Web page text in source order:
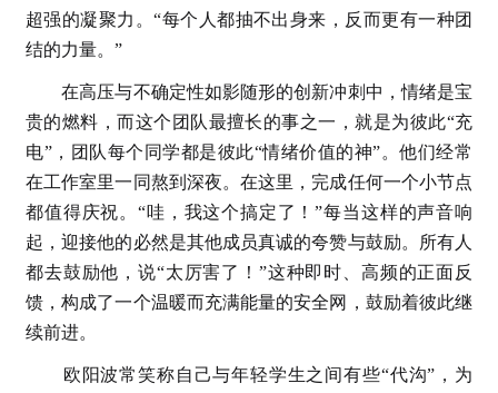
超强的凝聚力。“每个人都抽不出身来，反而更有一种团
结的力量。”
在高压与不确定性如影随形的创新冲刺中，情绪是宝
贵的燃料，而这个团队最擅长的事之一，就是为彼此“充
电”，团队每个同学都是彼此“情绪价值的神”。他们经常
在工作室里一同熬到深夜。在这里，完成任何一个小节点
都值得庆祝。“哇，我这个搞定了！”每当这样的声音响
起，迎接他的必然是其他成员真诚的夸赞与鼓励。所有人
都去鼓励他，说“太厉害了！”这种即时、高频的正面反
馈，构成了一个温暖而充满能量的安全网，鼓励着彼此继
续前进。
欧阳波常笑称自己与年轻学生之间有些“代沟”，为